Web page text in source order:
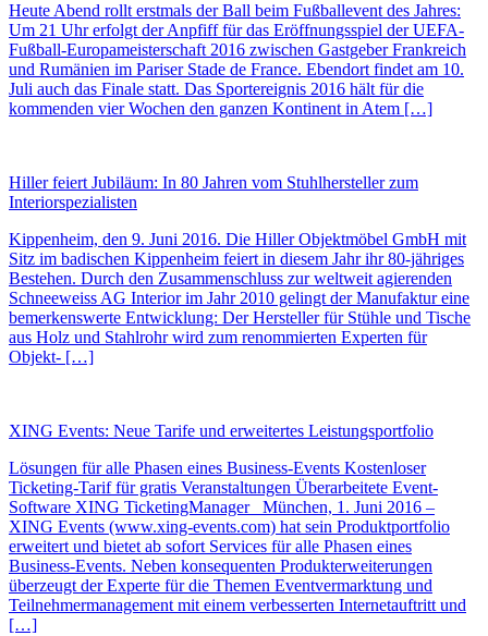
Heute Abend rollt erstmals der Ball beim Fußballevent des Jahres:
Um 21 Uhr erfolgt der Anpfiff für das Eröffnungsspiel der UEFA-
Fußball-Europameisterschaft 2016 zwischen Gastgeber Frankreich
und Rumänien im Pariser Stade de France. Ebendort findet am 10.
Juli auch das Finale statt. Das Sportereignis 2016 hält für die
kommenden vier Wochen den ganzen Kontinent in Atem […]
Hiller feiert Jubiläum: In 80 Jahren vom Stuhlhersteller zum
Interiorspezialisten
Kippenheim, den 9. Juni 2016. Die Hiller Objektmöbel GmbH mit
Sitz im badischen Kippenheim feiert in diesem Jahr ihr 80-jähriges
Bestehen. Durch den Zusammenschluss zur weltweit agierenden
Schneeweiss AG Interior im Jahr 2010 gelingt der Manufaktur eine
bemerkenswerte Entwicklung: Der Hersteller für Stühle und Tische
aus Holz und Stahlrohr wird zum renommierten Experten für
Objekt- […]
XING Events: Neue Tarife und erweitertes Leistungsportfolio
Lösungen für alle Phasen eines Business-Events Kostenloser
Ticketing-Tarif für gratis Veranstaltungen Überarbeitete Event-
Software XING TicketingManager München, 1. Juni 2016 –
XING Events (www.xing-events.com) hat sein Produktportfolio
erweitert und bietet ab sofort Services für alle Phasen eines
Business-Events. Neben konsequenten Produkterweiterungen
überzeugt der Experte für die Themen Eventvermarktung und
Teilnehmermanagement mit einem verbesserten Internetauftritt und
[…]